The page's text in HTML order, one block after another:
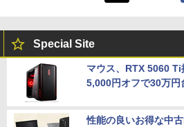
Special Site
マウス、RTX 5060
5,000円オフで30万円
性能の良いお得な中